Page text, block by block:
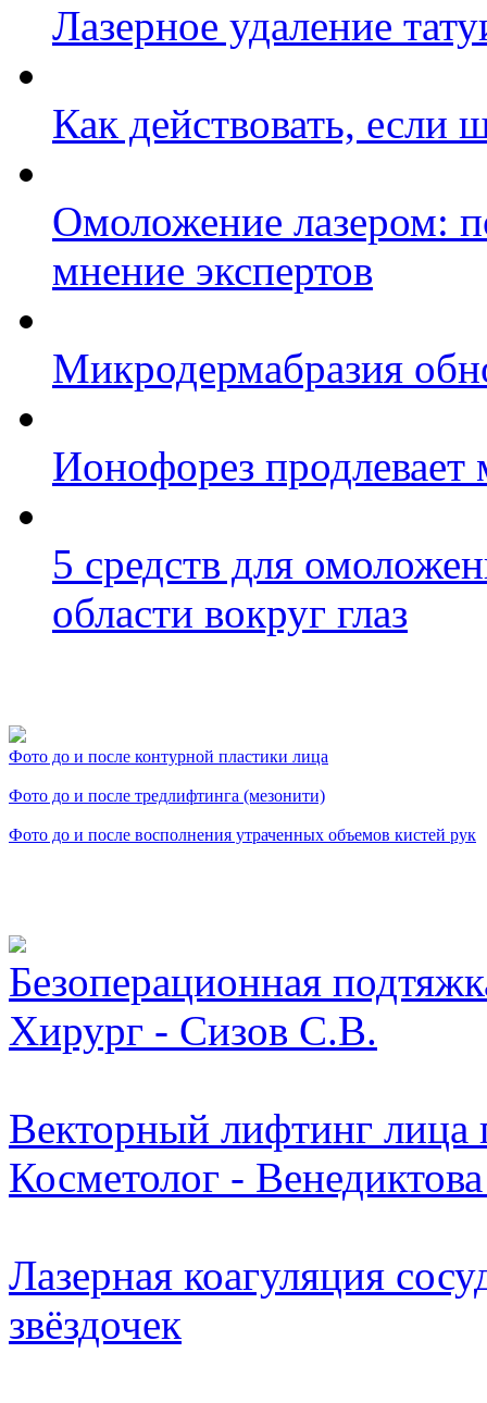
Лазерное удаление
Как действовать, если
Омоложение лазером:
мнение экспертов
Микродермабразия
Ионофорез продлевает
5 средств для
области вокруг глаз
Фото до и после контурной пластики лица
Фото до и после тредлифтинга (мезонити)
Фото до и после восполнения утраченных объемов кистей рук
Безоперационная
Хирург - Сизов С.В.
Векторный лифтинг лица
Косметолог -
Лазерная коагуляция
звёздочек